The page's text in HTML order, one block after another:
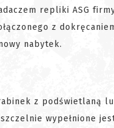
repliki ASG
z
nabytek.
z podświetlaną
wypełnione